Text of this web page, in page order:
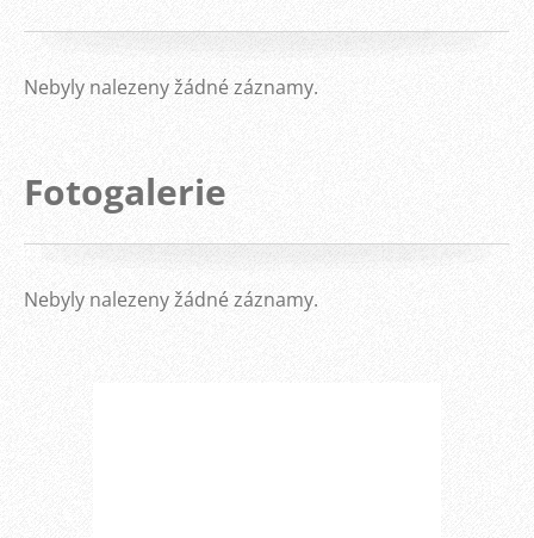
Nebyly nalezeny žádné záznamy.
Fotogalerie
Nebyly nalezeny žádné záznamy.